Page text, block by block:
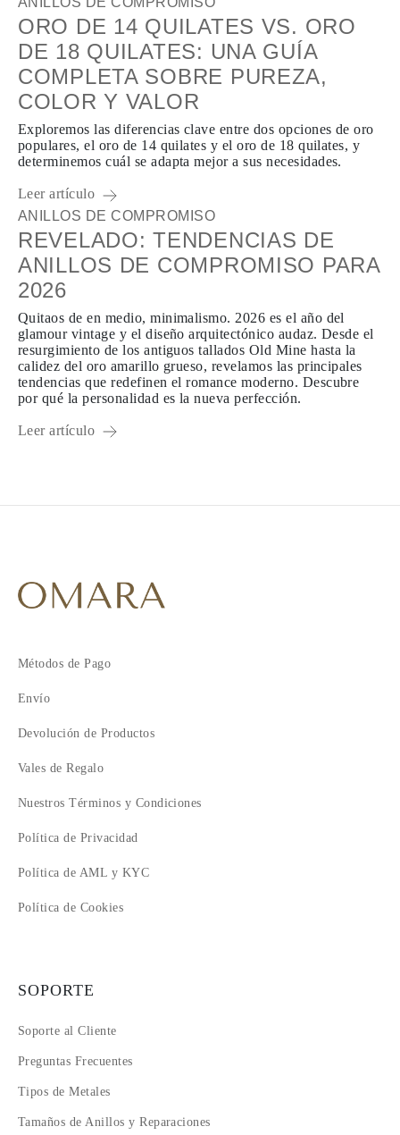
ORO DE 14 QUILATES VS. ORO
DE 18 QUILATES: UNA GUÍA
COMPLETA SOBRE PUREZA,
COLOR Y VALOR
Exploremos las diferencias clave entre dos opciones de oro
populares, el oro de 14 quilates y el oro de 18 quilates, y
determinemos cuál se adapta mejor a sus necesidades.
Leer artículo
ANILLOS DE COMPROMISO
REVELADO: TENDENCIAS DE
ANILLOS DE COMPROMISO PARA
2026
Quitaos de en medio, minimalismo. 2026 es el año del
glamour vintage y el diseño arquitectónico audaz. Desde el
resurgimiento de los antiguos tallados Old Mine hasta la
calidez del oro amarillo grueso, revelamos las principales
tendencias que redefinen el romance moderno. Descubre
por qué la personalidad es la nueva perfección.
Leer artículo
Métodos de Pago
Envío
Devolución de Productos
Vales de Regalo
Nuestros Términos y Condiciones
Política de Privacidad
Política de AML y KYC
Política de Cookies
SOPORTE
Soporte al Cliente
Preguntas Frecuentes
Tipos de Metales
Tamaños de Anillos y Reparaciones